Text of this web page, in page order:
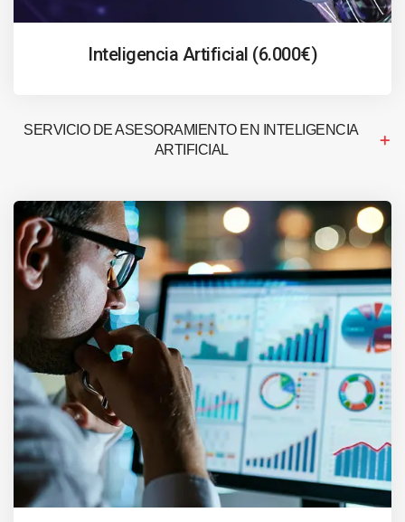
Inteligencia Artificial (6.000€)
SERVICIO DE ASESORAMIENTO EN INTELIGENCIA
ARTIFICIAL